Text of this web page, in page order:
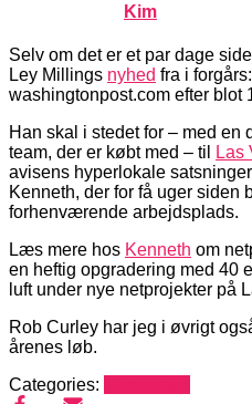
Kim
Selv om det er et par dage
Ley Millings nyhed fra i
washingtonpost.com efter blot
Han skal i stedet for – med en
team, der er købt med – til
Las
avisens hyperlokale
Kenneth, der for få uger siden
forhenværende arbejdsplads.
Læs mere hos Kenneth om
en heftig opgradering med 40
luft under nye netprojekter på
Rob Curley har jeg i øvrigt
årenes løb.
Categories: